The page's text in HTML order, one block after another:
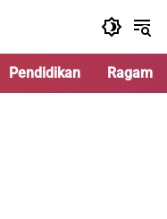
Pendidikan Ragam